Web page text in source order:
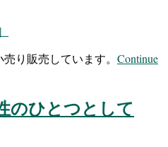
り販売しています。 Continue
のひとつとして